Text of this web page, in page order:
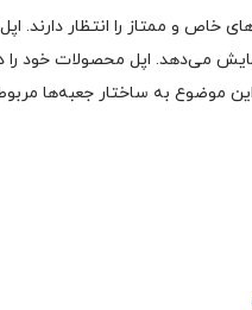
و ممتاز را انتظار دارند.
می‌دهد. اپل محصولات خود را
به ساختار جعبه‌ها